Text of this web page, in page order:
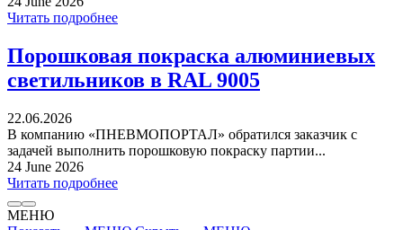
Читать подробнее
Порошковая покраска алюминиевых
светильников в RAL 9005
22.06.2026
В компанию «ПНЕВМОПОРТАЛ» обратился заказчик с
задачей выполнить порошковую покраску партии...
24 June 2026
Читать подробнее
МЕНЮ